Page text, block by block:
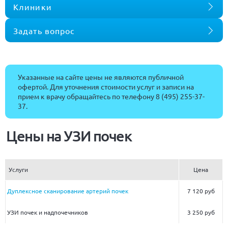
Клиники
Задать вопрос
Указанные на сайте цены не являются публичной
офертой. Для уточнения стоимости услуг и записи на
прием к врачу обращайтесь по телефону8 (495) 255-37-
37.
Цены на УЗИ почек
Услуги Цена
Дуплексное сканирование артерий почек 7 120 руб
УЗИ почек и надпочечников 3 250 руб